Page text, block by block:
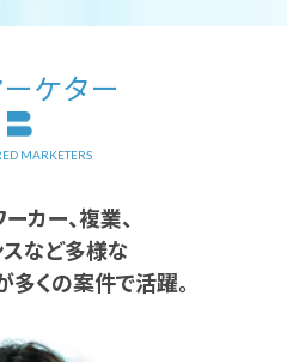
ケター
MARKETERS
カー、複業、
スなど多様な
くの案件で活躍。